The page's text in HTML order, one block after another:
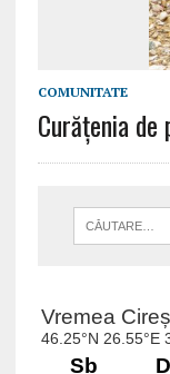
COMUNITATE
Curățenia